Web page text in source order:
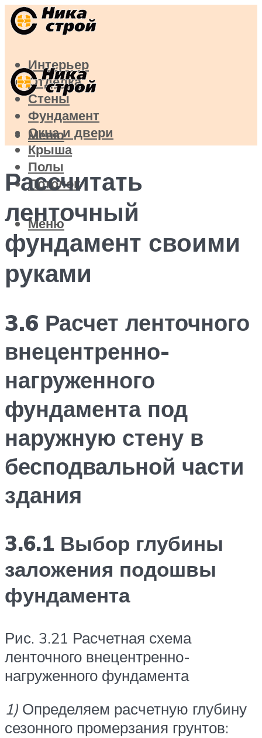
Интерьер
Отделка
Стены
Фундамент
Окна и двери
Крыша
Полы
Потолок
Меню
Меню
Рассчитать
ленточный
фундамент своими
руками
3.6 Расчет ленточного
внецентренно-
нагруженного
фундамента под
наружную стену в
бесподвальной части
здания
3.6.1 Выбор глубины
заложения подошвы
фундамента
Рис. 3.21 Расчетная схема
ленточного внецентренно-
нагруженного фундамента
1) Определяем расчетную глубину
сезонного промерзания грунтов: